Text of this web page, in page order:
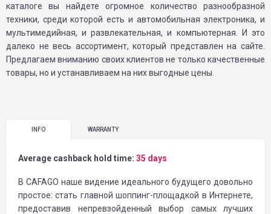
каталоге вы найдете огромное количество разнообразной
техники, среди которой есть и автомобильная электроника, и
мультимедийная, и развлекательная, и компьютерная. И это
далеко не весь ассортимент, который представлен на сайте.
Предлагаем вниманию своих клиентов не только качественные
товары, но и устанавливаем на них выгодные цены.
INFO WARRANTY
Average cashback hold time: 35 days
В CAFAGO наше видение идеального будущего довольно
простое: стать главной шоппинг-площадкой в Интернете,
предоставив непревзойденный выбор самых лучших